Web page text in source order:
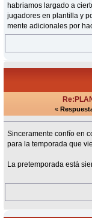
habriamos largado a
jugadores en plantilla y
mente adicionales por
«
Sinceramente confío en
para la temporada que
La pretemporada está